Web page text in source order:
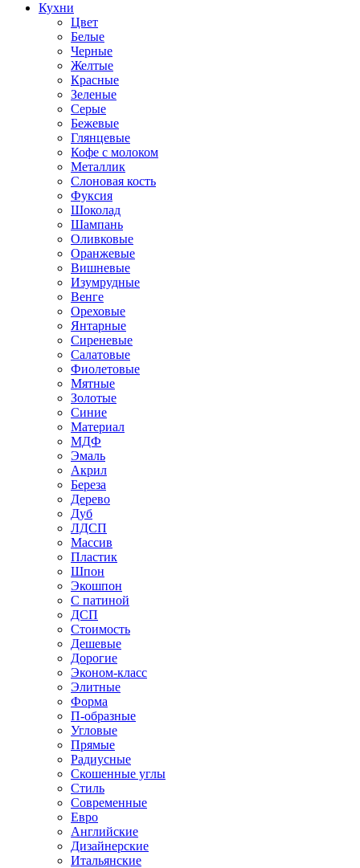
Кухни
Цвет
Белые
Черные
Желтые
Красные
Зеленые
Серые
Бежевые
Глянцевые
Кофе с молоком
Металлик
Слоновая кость
Фуксия
Шоколад
Шампань
Оливковые
Оранжевые
Вишневые
Изумрудные
Венге
Ореховые
Янтарные
Сиреневые
Салатовые
Фиолетовые
Мятные
Золотые
Синие
Материал
МДФ
Эмаль
Акрил
Береза
Дерево
Дуб
ЛДСП
Массив
Пластик
Шпон
Экошпон
С патиной
ДСП
Стоимость
Дешевые
Дорогие
Эконом-класс
Элитные
Форма
П-образные
Угловые
Прямые
Радиусные
Скошенные углы
Стиль
Современные
Евро
Английские
Дизайнерские
Итальянские